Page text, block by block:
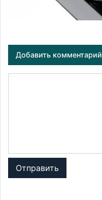
Добавить комментарий
Отправить